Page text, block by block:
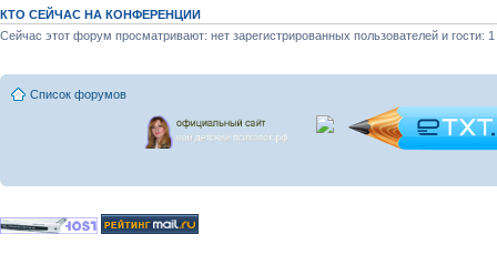
КТО СЕЙЧАС НА КОНФЕРЕНЦИИ
Сейчас этот форум просматривают: нет зарегистрированных пользователей и гости: 1
Список форумов